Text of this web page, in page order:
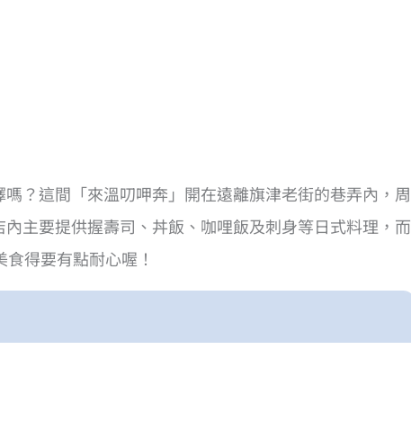
？這間「來溫叨呷奔」開在遠離旗津老街的巷弄內，周
主要提供握壽司、丼飯、咖哩飯及刺身等日式料理，而
得要有點耐心喔！